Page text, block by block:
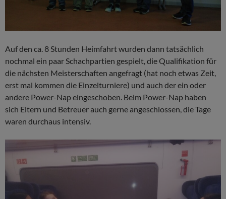
Auf den ca. 8 Stunden Heimfahrt wurden dann tatsächlich
nochmal ein paar Schachpartien gespielt, die Qualifikation für
die nächsten Meisterschaften angefragt (hat noch etwas Zeit,
erst mal kommen die Einzelturniere) und auch der ein oder
andere Power-Nap eingeschoben. Beim Power-Nap haben
sich Eltern und Betreuer auch gerne angeschlossen, die Tage
waren durchaus intensiv.